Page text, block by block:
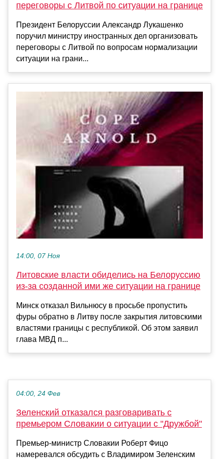
переговоры с Литвой по ситуации на границе
Президент Белоруссии Александр Лукашенко
поручил министру иностранных дел организовать
переговоры с Литвой по вопросам нормализации
ситуации на грани...
14:00, 07 Ноя
Литовские власти обиделись на Белоруссию
из-за созданной ими же ситуации на границе
Минск отказал Вильнюсу в просьбе пропустить
фуры обратно в Литву после закрытия литовскими
властями границы с республикой. Об этом заявил
глава МВД п...
04:00, 24 Фев
Зеленский отказался разговаривать с
премьером Словакии о ситуации с "Дружбой"
Премьер-министр Словакии Роберт Фицо
намеревался обсудить с Владимиром Зеленским